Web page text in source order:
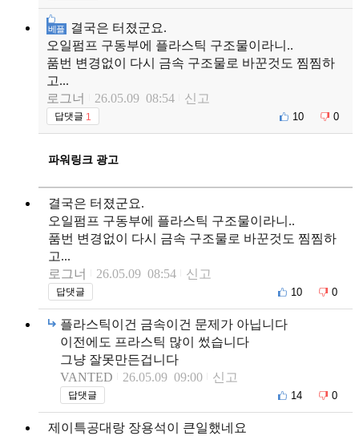
베플
결국은 터졌군요.
오일펌프 구동부에 플라스틱 구조물이라니..
품번 변경없이 다시 금속 구조물로 바꾼것도 찜찜하
고...
로그너
26.05.09 08:54 신고
답댓글 1 10 0
파워링크 광고
결국은 터졌군요.
오일펌프 구동부에 플라스틱 구조물이라니..
품번 변경없이 다시 금속 구조물로 바꾼것도 찜찜하
고...
로그너
26.05.09 08:54 신고
답댓글 10 0
플라스틱이건 금속이건 문제가 아닙니다
이전에도 프라스틱 많이 썼습니다
그냥 잘못만든겁니다
VANTED
26.05.09 09:00 신고
답댓글 14 0
제이특공대랑 장용석이 큰일했네요